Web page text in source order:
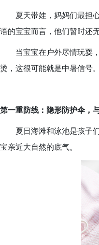
夏天带娃，妈妈们最担
语的宝宝而言，他们暂时还
当宝宝在户外尽情玩耍
烫，这很可能就是中暑信号
第一重防线：隐形防护伞，
夏日海滩和泳池是孩子
宝亲近大自然的底气。